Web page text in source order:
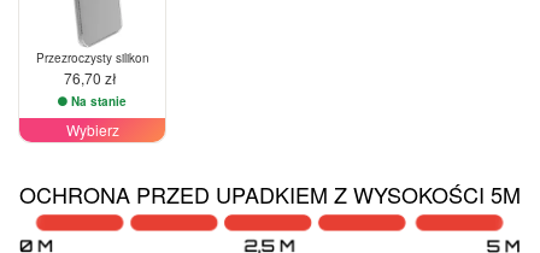
Przezroczysty silikon
76,70 zł
Na stanie
Wybierz
OCHRONA PRZED UPADKIEM Z WYSOKOŚCI 5M